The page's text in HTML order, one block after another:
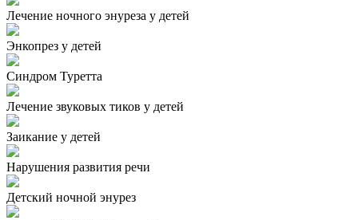
Лечение ночного энуреза у детей
Энкопрез у детей
Синдром Туретта
Лечение звуковых тиков у детей
Заикание у детей
Нарушения развития речи
Детский ночной энурез